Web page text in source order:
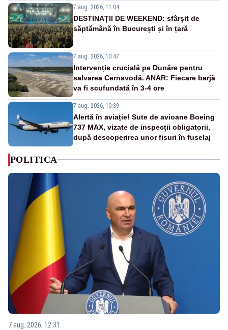
7 aug. 2026, 11:04
DESTINAȚII DE WEEKEND: sfârșit de
săptămână în București și în țară
7 aug. 2026, 10:47
Intervenție crucială pe Dunăre pentru
salvarea Cernavodă. ANAR: Fiecare barjă
va fi scufundată în 3-4 ore
7 aug. 2026, 10:39
Alertă în aviație! Sute de avioane Boeing
737 MAX, vizate de inspecții obligatorii,
după descoperirea unor fisuri în fuselaj
POLITICA
7 aug. 2026, 12:31